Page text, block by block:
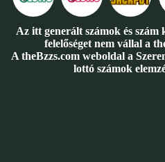
Az itt generált számok és
felelőséget nem vállal a
A theBzzs.com weboldal a
lottó számok